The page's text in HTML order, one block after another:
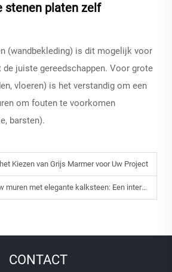
stenen platen zelf
(wandbekleding) is dit mogelijk voor
de juiste gereedschappen. Voor grote
vloeren) is het verstandig om een
om fouten te voorkomen
barsten).
Kiezen van Grijs Marmer voor Uw Project
met elegante kalksteen: Een interieurdesign gids
CONTACT